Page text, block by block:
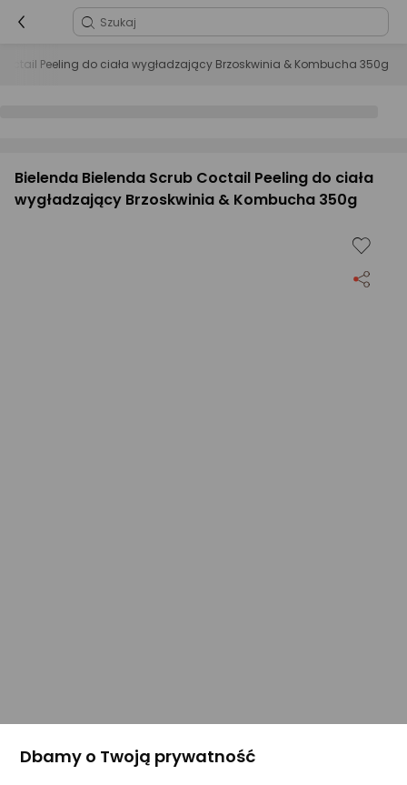
Peeling do ciała wygładzający Brzoskwinia & Kombucha 350g
Bielenda Bielenda Scrub Coctail Peeling do ciała
wygładzający Brzoskwinia & Kombucha 350g
Dbamy o Twoją prywatność